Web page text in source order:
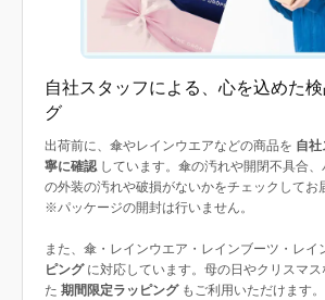
自社スタッフによる、心を込めた
グ
出荷前に、傘やレインウエアなどの商品を 自
寧に確認しています。傘の汚れや開閉不具合、
の外装の汚れや破損がないかをチェックしてお
※パッケージの開封は行いません。
また、傘・レインウエア・レインブーツ・レイ
ピングに対応しています。母の日やクリスマ
た 期間限定ラッピングもご利用いただけます。